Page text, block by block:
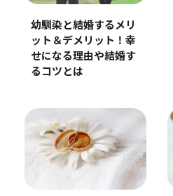
幼馴染と結婚するメリ
ット＆デメリット！幸
せになる理由や結婚す
るコツとは